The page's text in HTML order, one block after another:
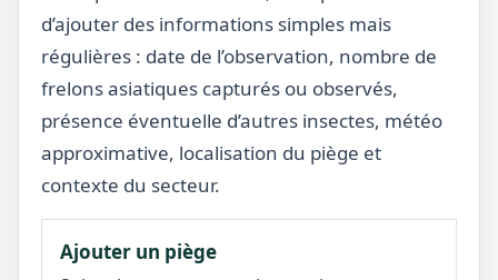
d’ajouter des informations simples mais
régulières : date de l’observation, nombre de
frelons asiatiques capturés ou observés,
présence éventuelle d’autres insectes, météo
approximative, localisation du piège et
contexte du secteur.
Ajouter un piège